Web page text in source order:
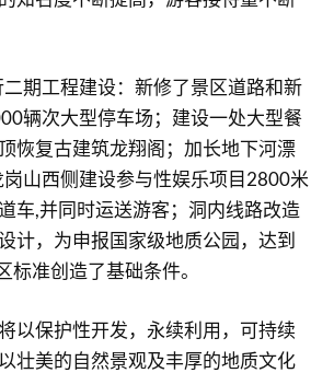
期工程建设：新修了景区道路和新
辆次大型停车场；建设一处大型餐
恢复古建筑龙翔阁；加长地下河漂
山西侧建设参与性娱乐项目2800米
车,并同时运送游客；洞内线路改造
计，为申报国家级地质公园，达到
标准创造了基础条件。
以保护性开发，永续利用，可持续
壮美的自然景观及丰厚的地质文化